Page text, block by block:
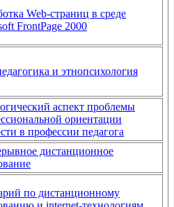
Web-страниц в среде
FrontPage 2000
и этнопсихология
аспект проблемы
ориентации
в профессии педагога
дистанционное
по дистанционному